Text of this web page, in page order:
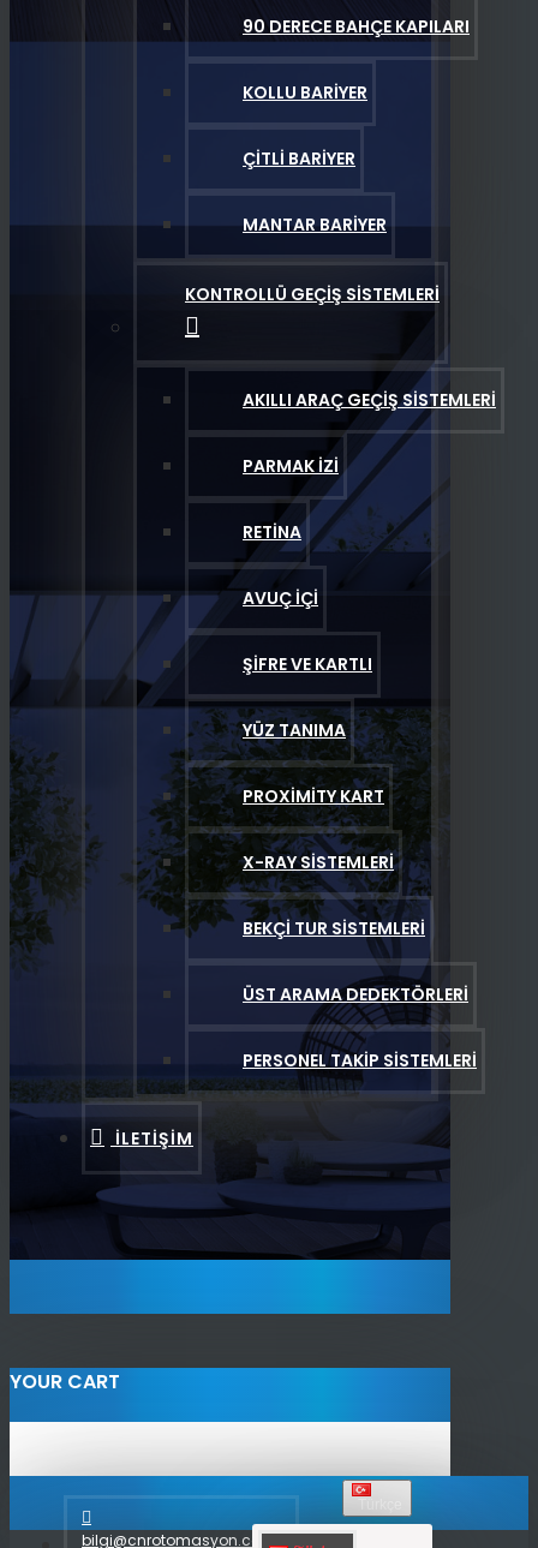
90 DERECE BAHÇE KAPILARI
KOLLU BARIYER
ÇITLI BARIYER
MANTAR BARIYER
KONTROLLÜ GEÇIŞ SISTEMLERI
AKILLI ARAÇ GEÇIŞ SISTEMLERI
PARMAK İZI
RETINA
AVUÇ İÇI
ŞIFRE VE KARTLI
YÜZ TANIMA
PROXIMITY KART
X-RAY SISTEMLERI
BEKÇI TUR SISTEMLERI
ÜST ARAMA DEDEKTÖRLERI
PERSONEL TAKIP SISTEMLERI
İLETIŞIM
YOUR CART
bilgi@cnrotomasyon.com.tr